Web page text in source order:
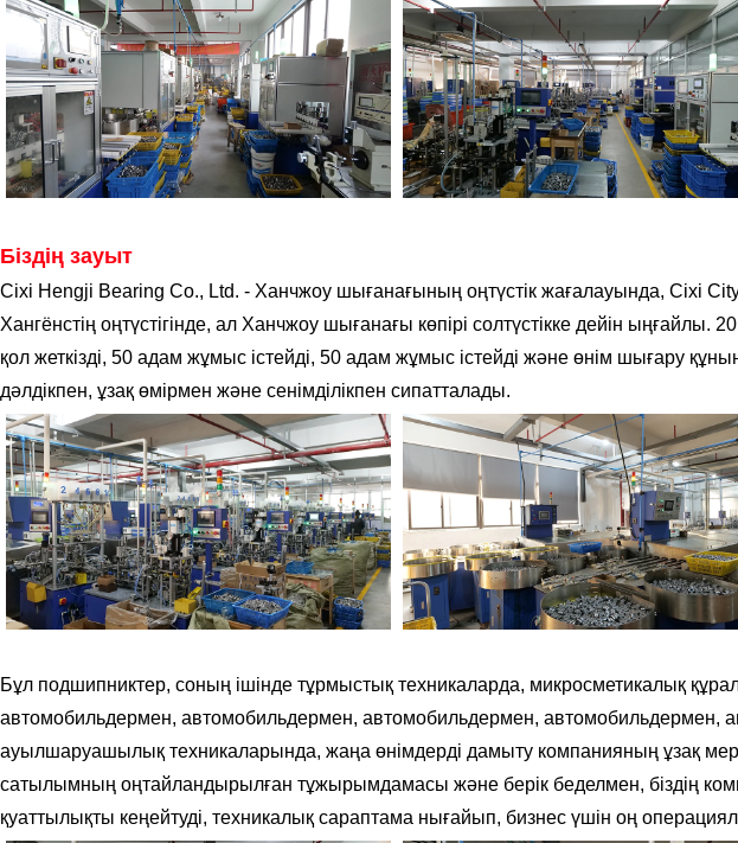
Біздің зауыт
Cixi Hengji Bearing Co., Ltd. - Ханчжоу шығанағының оңтүстік жағалауында, Cixi
Хангёнстің оңтүстігінде, ал Ханчжоу шығанағы көпірі солтүстікке дейін
қол жеткізді, 50 адам жұмыс істейді, 50 адам жұмыс істейді және өнім шығару
дәлдікпен, ұзақ өмірмен және сенімділікпен сипатталады.
Бұл подшипниктер, соның ішінде тұрмыстық техникаларда, микросметикалық
автомобильдермен, автомобильдермен, автомобильдермен,
ауылшаруашылық техникаларында, жаңа өнімдерді дамыту компанияның ұзақ
сатылымның оңтайландырылған тұжырымдамасы және берік беделмен, біздің
қуаттылықты кеңейтуді, техникалық сараптама нығайып, бизнес үшін оң